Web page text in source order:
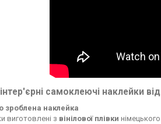
самоклеючі наклейки
зроблена наклейка
виготовлені з вінілової плівки